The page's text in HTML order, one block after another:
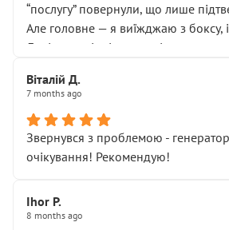
“послугу” повернули, що лише
Але головне — я виїжджаю з боксу,
Далі ситуація тільки погіршилась:
• що біля авто стояти вже не можна
( ну все зняли та доробили) дякую!
Окремий момент, який виглядає
мені заявили, що бачок гальмівної
Що прикро — це не перший мій
пояснили, що це “старі гайки, які
Віталій Д.
7 months ago
Звернувся з проблемою -
очікування! Рекомендую!
Ihor P.
8 months ago